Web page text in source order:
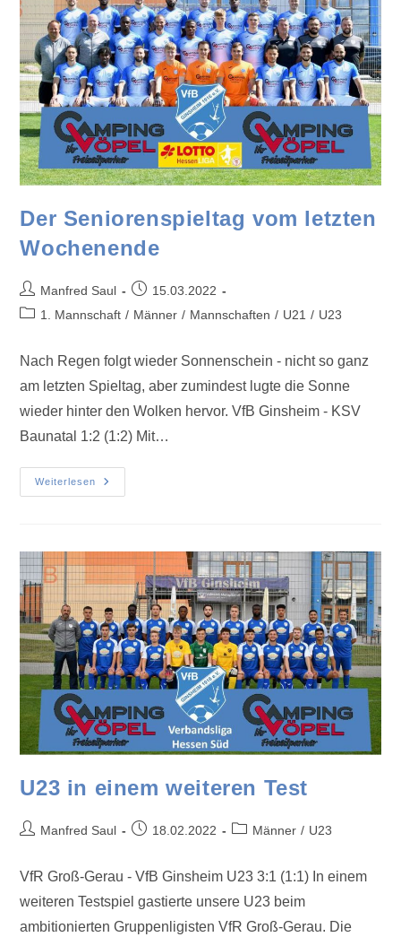
Der Seniorenspieltag vom letzten
Wochenende
Manfred Saul
15.03.2022
1. Mannschaft / Männer / Mannschaften / U21 / U23
Nach Regen folgt wieder Sonnenschein - nicht so ganz
am letzten Spieltag, aber zumindest lugte die Sonne
wieder hinter den Wolken hervor. VfB Ginsheim - KSV
Baunatal 1:2 (1:2) Mit…
Weiterlesen
U23 in einem weiteren Test
Manfred Saul 18.02.2022 Männer / U23
VfR Groß-Gerau - VfB Ginsheim U23 3:1 (1:1) In einem
weiteren Testspiel gastierte unsere U23 beim
ambitionierten Gruppenligisten VfR Groß-Gerau. Die